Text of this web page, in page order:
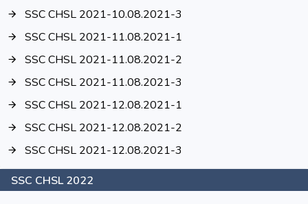
SSC CHSL 2021-10.08.2021-3
SSC CHSL 2021-11.08.2021-1
SSC CHSL 2021-11.08.2021-2
SSC CHSL 2021-11.08.2021-3
SSC CHSL 2021-12.08.2021-1
SSC CHSL 2021-12.08.2021-2
SSC CHSL 2021-12.08.2021-3
SSC CHSL 2022